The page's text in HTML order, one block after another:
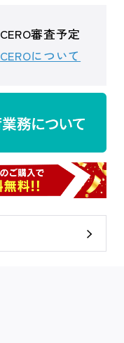
CERO審査予定
CEROについて